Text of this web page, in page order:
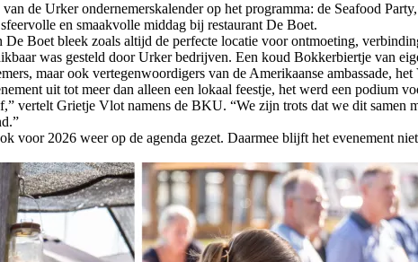
de Urker ondernemerskalender op het programma: de Seafood
en smaakvolle middag bij restaurant De Boet.
De Boet bleek zoals altijd de perfecte locatie voor ontmoeting,
was gesteld door Urker bedrijven. Een koud Bokkerbiertje van
maar ook vertegenwoordigers van de Amerikaanse ambassade,
uit tot meer dan alleen een lokaal feestje, het werd een podium
vertelt Grietje Vlot namens de BKU. “We zijn trots dat we dit
voor 2026 weer op de agenda gezet. Daarmee blijft het evenement